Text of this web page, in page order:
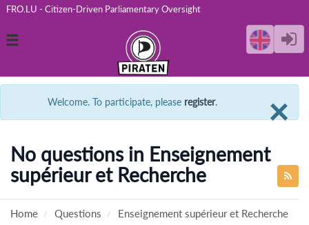
FRO.LU - Citizen-Driven Parliamentary Oversight
Toggle
×
Welcome. To participate, please register.
No questions in Enseignement
supérieur et Recherche
Home Questions Enseignement supérieur et Recherche